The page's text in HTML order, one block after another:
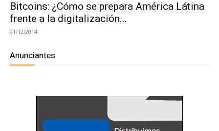
Bitcoins: ¿Cómo se prepara América Látina
frente a la digitalización...
01/12/2014
Anunciantes